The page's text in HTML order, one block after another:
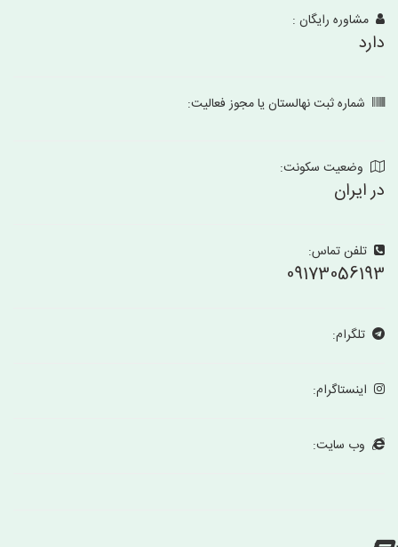
مشاوره رایگان :
دارد
شماره ثبت نهالستان یا مجوز فعالیت:
وضعیت سکونت:
در ایران
تلفن تماس:
09173056193
تلگرام:
اینستاگرام:
وب سایت: